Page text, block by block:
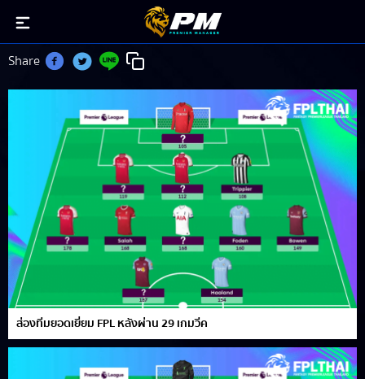
Kieran Trippier
Share
ส่องทีมยอดเยี่ยม FPL หลังผ่าน 29 เกมวีค